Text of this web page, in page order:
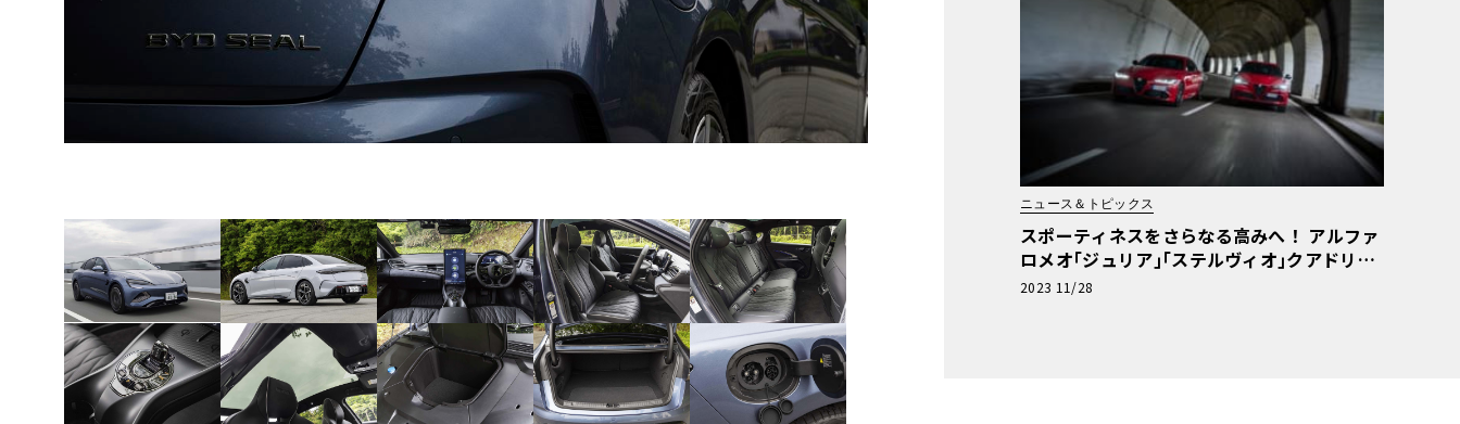
ニュース＆トピックス
スポーティネスをさらなる高みへ！ アルファ
ロメオ｢ジュリア｣｢ステルヴィオ｣クアドリフ
ォリオの仕様を向上
2023 11/28